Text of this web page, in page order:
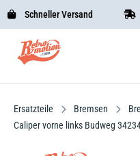
Schneller Versand
Ersatzteile Bremsen
Caliper vorne links Budweg